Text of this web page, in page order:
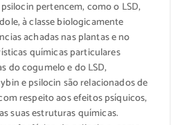
pertencem, como o LSD,
à classe biologicamente
achadas nas plantas e no
químicas particulares
do cogumelo e do LSD,
e psilocin são relacionados de
respeito aos efeitos psíquicos,
suas estruturas químicas.